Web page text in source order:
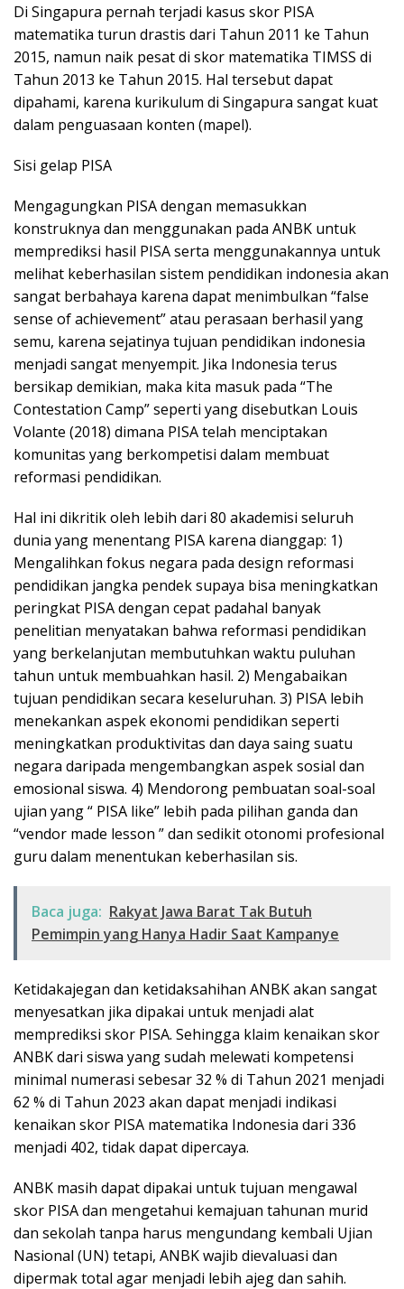
Di Singapura pernah terjadi kasus skor PISA
matematika turun drastis dari Tahun 2011 ke Tahun
2015, namun naik pesat di skor matematika TIMSS di
Tahun 2013 ke Tahun 2015. Hal tersebut dapat
dipahami, karena kurikulum di Singapura sangat kuat
dalam penguasaan konten (mapel).
Sisi gelap PISA
Mengagungkan PISA dengan memasukkan
konstruknya dan menggunakan pada ANBK untuk
memprediksi hasil PISA serta menggunakannya untuk
melihat keberhasilan sistem pendidikan indonesia akan
sangat berbahaya karena dapat menimbulkan “false
sense of achievement” atau perasaan berhasil yang
semu, karena sejatinya tujuan pendidikan indonesia
menjadi sangat menyempit. Jika Indonesia terus
bersikap demikian, maka kita masuk pada “The
Contestation Camp” seperti yang disebutkan Louis
Volante (2018) dimana PISA telah menciptakan
komunitas yang berkompetisi dalam membuat
reformasi pendidikan.
Hal ini dikritik oleh lebih dari 80 akademisi seluruh
dunia yang menentang PISA karena dianggap: 1)
Mengalihkan fokus negara pada design reformasi
pendidikan jangka pendek supaya bisa meningkatkan
peringkat PISA dengan cepat padahal banyak
penelitian menyatakan bahwa reformasi pendidikan
yang berkelanjutan membutuhkan waktu puluhan
tahun untuk membuahkan hasil. 2) Mengabaikan
tujuan pendidikan secara keseluruhan. 3) PISA lebih
menekankan aspek ekonomi pendidikan seperti
meningkatkan produktivitas dan daya saing suatu
negara daripada mengembangkan aspek sosial dan
emosional siswa. 4) Mendorong pembuatan soal-soal
ujian yang “ PISA like” lebih pada pilihan ganda dan
“vendor made lesson ” dan sedikit otonomi profesional
guru dalam menentukan keberhasilan sis.
Baca juga: Rakyat Jawa Barat Tak Butuh
Pemimpin yang Hanya Hadir Saat Kampanye
Ketidakajegan dan ketidaksahihan ANBK akan sangat
menyesatkan jika dipakai untuk menjadi alat
memprediksi skor PISA. Sehingga klaim kenaikan skor
ANBK dari siswa yang sudah melewati kompetensi
minimal numerasi sebesar 32 % di Tahun 2021 menjadi
62 % di Tahun 2023 akan dapat menjadi indikasi
kenaikan skor PISA matematika Indonesia dari 336
menjadi 402, tidak dapat dipercaya.
ANBK masih dapat dipakai untuk tujuan mengawal
skor PISA dan mengetahui kemajuan tahunan murid
dan sekolah tanpa harus mengundang kembali Ujian
Nasional (UN) tetapi, ANBK wajib dievaluasi dan
dipermak total agar menjadi lebih ajeg dan sahih.